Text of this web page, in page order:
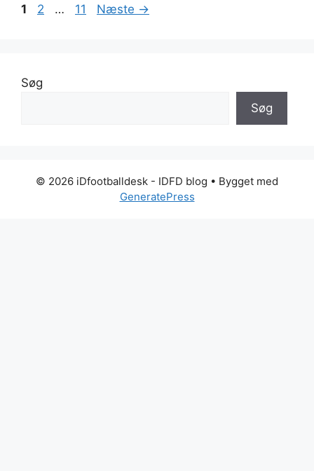
Side
1 Side
2 … Side
11 Næste →
Søg
Søg
© 2026 iDfootballdesk - IDFD blog • Bygget med
GeneratePress